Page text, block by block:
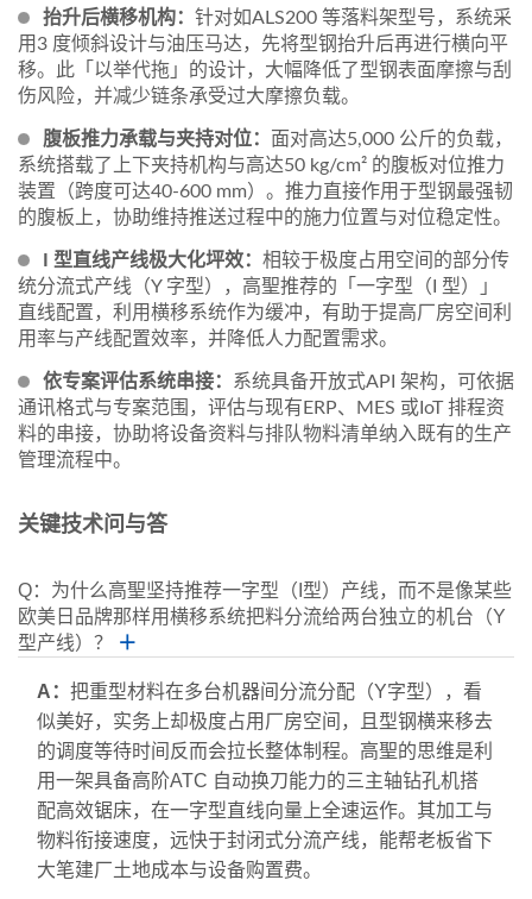
抬升后横移机构： 针对如ALS200 等落料架型号，系统采
用3 度倾斜设计与油压马达，先将型钢抬升后再进行横向平
移。此「以举代拖」的设计，大幅降低了型钢表面摩擦与刮
伤风险，并减少链条承受过大摩擦负载。
腹板推力承载与夹持对位： 面对高达5,000 公斤的负载，
系统搭载了上下夹持机构与高达50 kg/cm² 的腹板对位推力
装置（跨度可达40-600 mm）。推力直接作用于型钢最强韧
的腹板上，协助维持推送过程中的施力位置与对位稳定性。
I 型直线产线极大化坪效： 相较于极度占用空间的部分传
统分流式产线（Y 字型），高聖推荐的「一字型（I 型）」
直线配置，利用横移系统作为缓冲，有助于提高厂房空间利
用率与产线配置效率，并降低人力配置需求。
依专案评估系统串接：
系统具备开放式API 架构，可依据
通讯格式与专案范围，评估与现有ERP、MES 或IoT 排程资
料的串接，协助将设备资料与排队物料清单纳入既有的生产
管理流程中。
关键技术问与答
Q：为什么高聖坚持推荐一字型（I型）产线，而不是像某些
欧美日品牌那样用横移系统把料分流给两台独立的机台（Y
型产线）？
＋
A： 把重型材料在多台机器间分流分配（Y字型），看
似美好，实务上却极度占用厂房空间，且型钢横来移去
的调度等待时间反而会拉长整体制程。高聖的思维是利
用一架具备高阶ATC 自动换刀能力的三主轴钻孔机搭
配高效锯床，在一字型直线向量上全速运作。其加工与
物料衔接速度，远快于封闭式分流产线，能帮老板省下
大笔建厂土地成本与设备购置费。